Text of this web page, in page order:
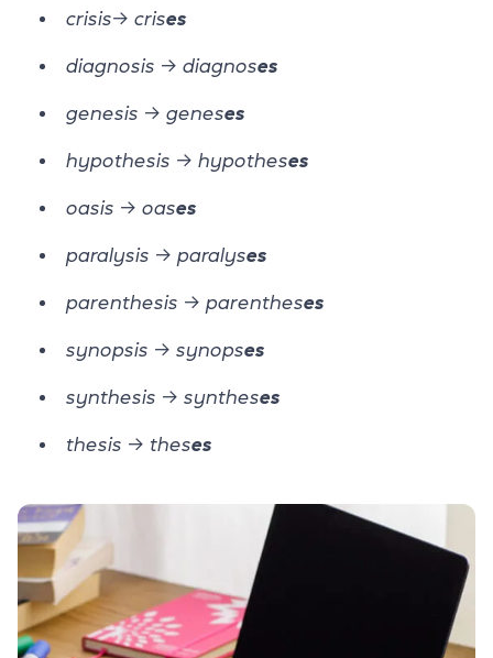
crisis→ crises
diagnosis → diagnoses
genesis → geneses
hypothesis → hypotheses
oasis → oases
paralysis → paralyses
parenthesis → parentheses
synopsis → synopses
synthesis → syntheses
thesis → theses